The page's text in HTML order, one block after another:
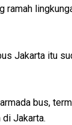
ramah
Jakarta itu
bus,
Jakarta.